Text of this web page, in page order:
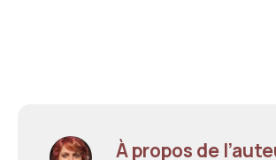
À propos de